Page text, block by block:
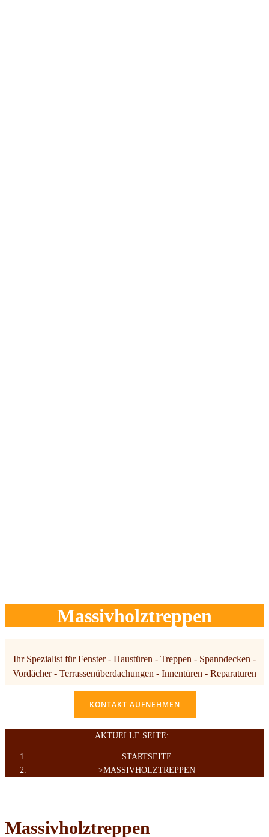
Massivholztreppen
Ihr Spezialist für Fenster - Haustüren - Treppen - Spanndecken -
Vordächer - Terrassenüberdachungen - Innentüren - Reparaturen
KONTAKT AUFNEHMEN
AKTUELLE SEITE:
STARTSEITE
MASSIVHOLZTREPPEN
Massivholztreppen